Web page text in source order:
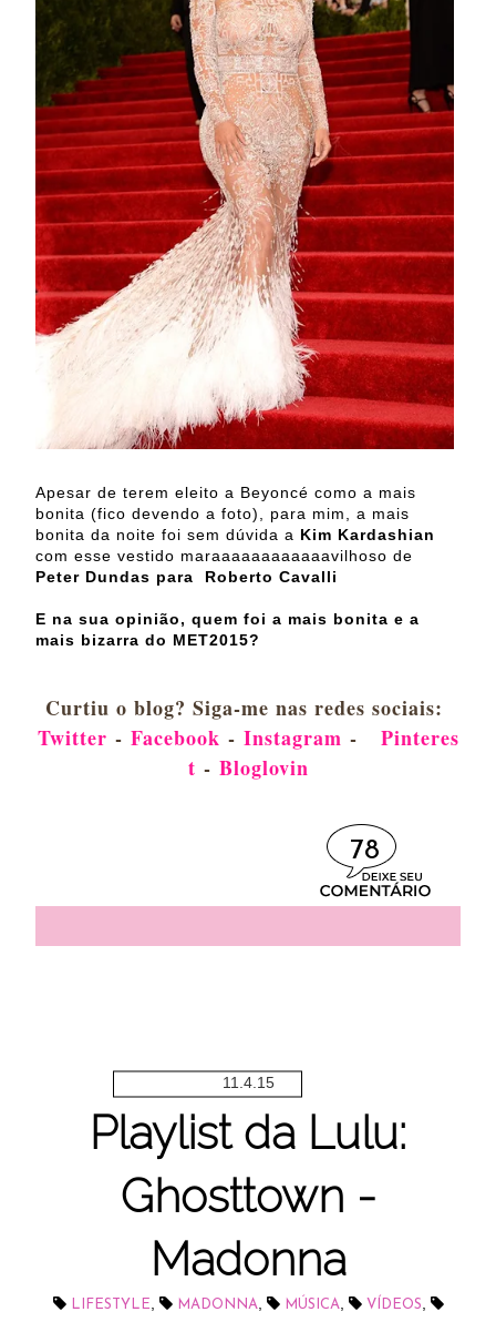
Apesar de terem eleito a Beyoncé como a mais
bonita (fico devendo a foto), para mim, a mais
bonita da noite foi sem dúvida a Kim Kardashian
com esse vestido maraaaaaaaaaaaavilhoso de
Peter Dundas para Roberto Cavalli
E na sua opinião, quem foi a mais bonita e a
mais bizarra do MET2015?
Curtiu o blog? Siga-me nas redes sociais:
Twitter - Facebook - Instagram - Pinteres
t - Bloglovin
78
11.4.15
Playlist da Lulu:
Ghosttown -
Madonna
LIFESTYLE, MADONNA, MÚSICA, VÍDEOS,